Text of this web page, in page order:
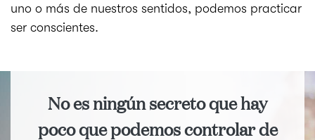
uno o más de nuestros sentidos, podemos practicar
ser conscientes.
No es ningún secreto que hay
poco que podemos controlar de